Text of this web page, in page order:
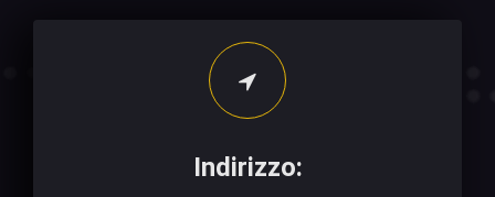
Indirizzo: